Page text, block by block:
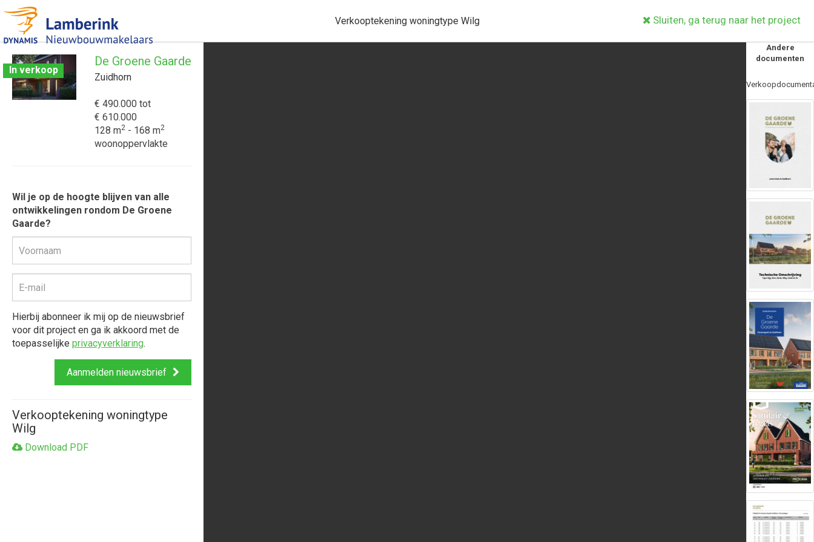
Verkooptekening woningtype Wilg Sluiten, ga terug naar het project
In verkoop
De Groene Gaarde
Zuidhorn
€ 490.000 tot
€ 610.000
128 m2- 168 m2
woonoppervlakte
Wil je op de hoogte blijven van alle
ontwikkelingen rondom De Groene
Gaarde?
Hierbij abonneer ik mij op de nieuwsbrief
voor dit project en ga ik akkoord met de
toepasselijke privacyverklaring.
Aanmelden nieuwsbrief
Verkooptekening woningtype
Wilg
Download PDF
Andere
documenten